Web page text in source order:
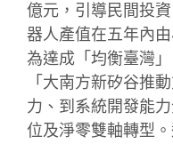
億元，引導民間投
器人產值在五年內
為達成「均衡臺灣
「大南方新矽谷推
力、到系統開發能
位及淨零雙軸轉型